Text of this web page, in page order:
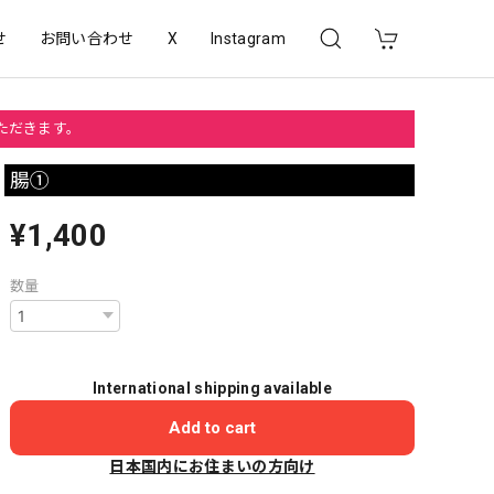
お問い合わせ X Instagram
きます。
腸①
¥1,400
数量
International shipping available
Add to cart
日本国内にお住まいの方向け